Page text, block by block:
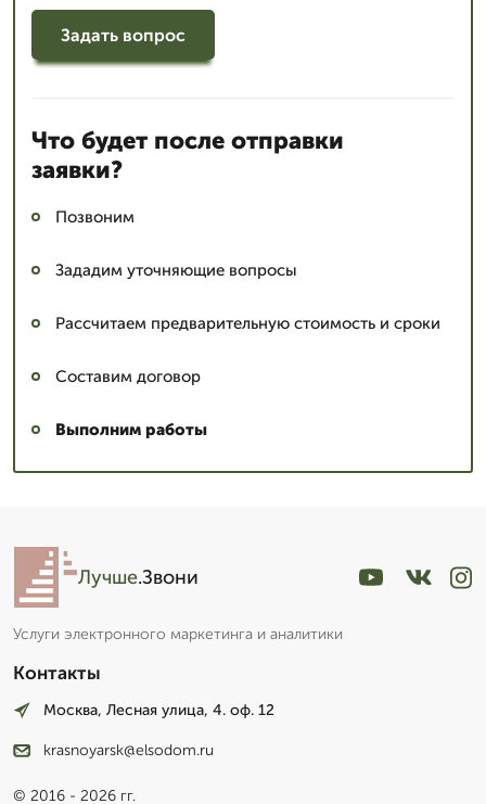
Задать вопрос
Что будет после отправки
заявки?
Позвоним
Зададим уточняющие вопросы
Рассчитаем предварительную стоимость и сроки
Составим договор
Выполним работы
Лучше.Звони
Услуги электронного маркетинга и аналитики
Контакты
Москва, Лесная улица, 4. оф. 12
krasnoyarsk@elsodom.ru
© 2016 - 2026 гг.